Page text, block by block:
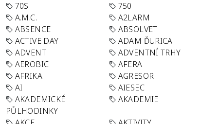
70S
750
A.M.C.
A2LARM
ABSENCE
ABSOLVET
ACTIVE DAY
ADAM ĎURICA
ADVENT
ADVENTNÍ TRHY
AEROBIC
AFERA
AFRIKA
AGRESOR
AI
AIESEC
AKADEMICKÉ
PŮLHODINKY
AKADEMIE